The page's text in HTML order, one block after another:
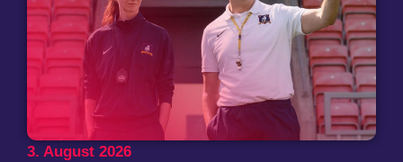
3. August 2026